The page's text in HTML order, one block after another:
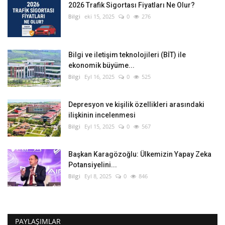
2026 Trafik Sigortası Fiyatları Ne Olur?
Bilgi eki 15, 2025 0 276
Bilgi ve iletişim teknolojileri (BİT) ile
ekonomik büyüme...
Bilgi Eyl 16, 2025 0 525
Depresyon ve kişilik özellikleri arasındaki
ilişkinin incelenmesi
Bilgi Eyl 15, 2025 0 567
Başkan Karagözoğlu: Ülkemizin Yapay Zeka
Potansiyelini...
Bilgi Eyl 8, 2025 0 846
PAYLAŞIMLAR